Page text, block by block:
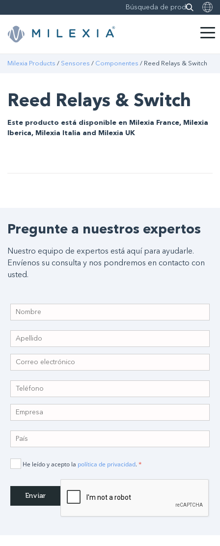
Saltar
Milexia Products / Sensores / Componentes / Reed Relays & Switch
Reed Relays & Switch
Este producto está disponible en Milexia France, Milexia
Iberica, Milexia Italia and Milexia UK
Pregunte a nuestros expertos
Nuestro equipo de expertos está aquí para ayudarle.
Envíenos su consulta y nos pondremos en contacto con
usted.
He leído y acepto la política de privacidad.*